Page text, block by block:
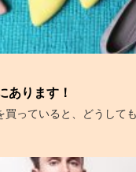
あります！
買っていると、どうして